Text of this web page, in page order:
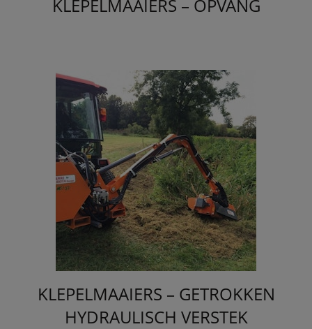
KLEPELMAAIERS – OPVANG
KLEPELMAAIERS – GETROKKEN
HYDRAULISCH VERSTEK